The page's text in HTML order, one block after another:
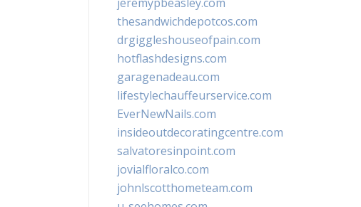
thesandwichdepotcos.com
drgiggleshouseofpain.com
hotflashdesigns.com
garagenadeau.com
lifestylechauffeurservice.com
EverNewNails.com
insideoutdecoratingcentre.com
salvatoresinpoint.com
jovialfloralco.com
johnlscotthometeam.com